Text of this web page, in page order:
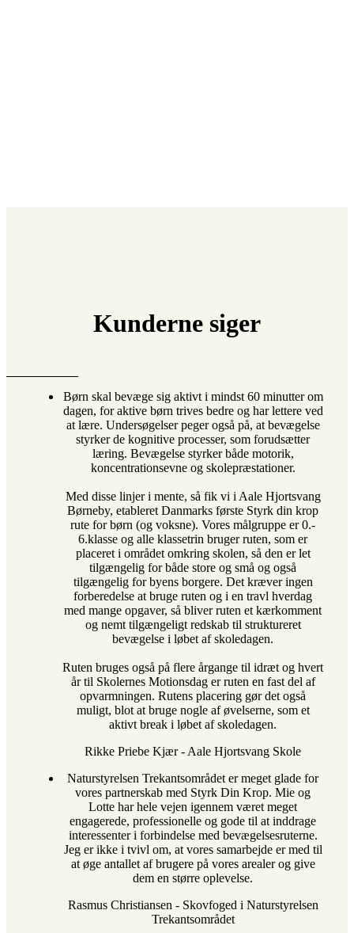
Kunderne siger
Børn skal bevæge sig aktivt i mindst 60 minutter om
dagen, for aktive børn trives bedre og har lettere ved
at lære. Undersøgelser peger også på, at bevægelse
styrker de kognitive processer, som forudsætter
læring. Bevægelse styrker både motorik,
koncentrationsevne og skolepræstationer.
Med disse linjer i mente, så fik vi i Aale Hjortsvang
Børneby, etableret Danmarks første Styrk din krop
rute for børn (og voksne). Vores målgruppe er 0.-
6.klasse og alle klassetrin bruger ruten, som er
placeret i området omkring skolen, så den er let
tilgængelig for både store og små og også
tilgængelig for byens borgere. Det kræver ingen
forberedelse at bruge ruten og i en travl hverdag
med mange opgaver, så bliver ruten et kærkomment
og nemt tilgængeligt redskab til struktureret
bevægelse i løbet af skoledagen.
Ruten bruges også på flere årgange til idræt og hvert
år til Skolernes Motionsdag er ruten en fast del af
opvarmningen. Rutens placering gør det også
muligt, blot at bruge nogle af øvelserne, som et
aktivt break i løbet af skoledagen.
Rikke Priebe Kjær- Aale Hjortsvang Skole
Naturstyrelsen Trekantsområdet er meget glade for
vores partnerskab med Styrk Din Krop. Mie og
Lotte har hele vejen igennem været meget
engagerede, professionelle og gode til at inddrage
interessenter i forbindelse med bevægelsesruterne.
Jeg er ikke i tvivl om, at vores samarbejde er med til
at øge antallet af brugere på vores arealer og give
dem en større oplevelse.
Rasmus Christiansen - Skovfoged i Naturstyrelsen
Trekantsområdet